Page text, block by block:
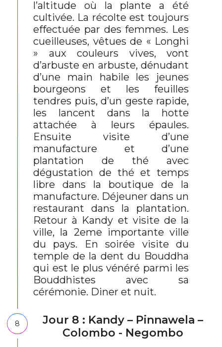
l’altitude où la plante a été
cultivée. La récolte est toujours
effectuée par des femmes. Les
cueilleuses, vêtues de « Longhi
» aux couleurs vives, vont
d’arbuste en arbuste, dénudant
d’une main habile les jeunes
bourgeons et les feuilles
tendres puis, d’un geste rapide,
les lancent dans la hotte
attachée à leurs épaules.
Ensuite visite d’une
manufacture et d’une
plantation de thé avec
dégustation de thé et temps
libre dans la boutique de la
manufacture. Déjeuner dans un
restaurant dans la plantation.
Retour à Kandy et visite de la
ville, la 2eme importante ville
du pays. En soirée visite du
temple de la dent du Bouddha
qui est le plus vénéré parmi les
Bouddhistes avec sa
cérémonie. Diner et nuit.
8
Jour 8 : Kandy – Pinnawela –
Colombo - Negombo